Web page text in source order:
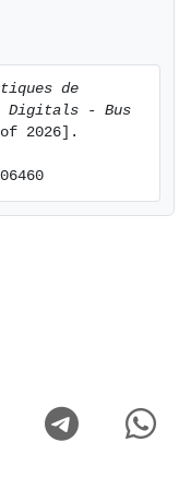
de
Digitals - Bus
2026].